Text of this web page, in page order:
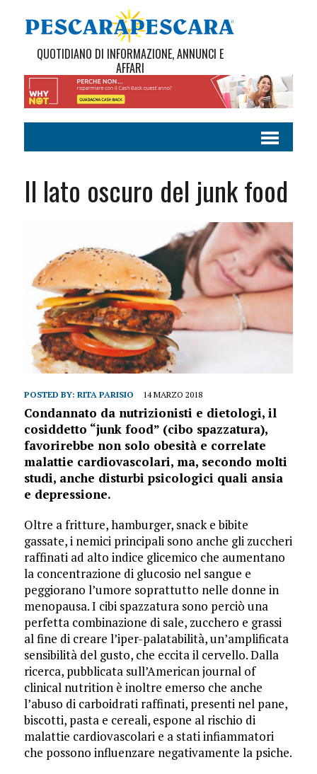
QUOTIDIANO DI INFORMAZIONE, ANNUNCI E
AFFARI
Il lato oscuro del junk food
POSTED BY: RITA PARISIO 14 MARZO 2018
Condannato da nutrizionisti e dietologi, il
cosiddetto “junk food” (cibo spazzatura),
favorirebbe non solo obesità e correlate
malattie cardiovascolari, ma, secondo molti
studi, anche disturbi psicologici quali ansia
e de­pressione.
Oltre a fritture, hamburger, snack e bibite
gassate, i nemici principali sono anche gli zuccheri
raffinati ad alto indice glicemico che aumentano
la concentrazione di glucosio nel sangue e
peggiorano l’u­more soprattutto nelle donne in
menopausa. I cibi spazzatura sono perciò una
perfetta combinazione di sale, zucchero e grassi
al fine di creare l’iper-palatabilità, un’amplificata
sensibilità del gusto, che eccita il cervello. Dalla
ricerca, pubblicata sull’American journal of
clinical nutrition è inoltre emerso che anche
l’abuso di carboidrati raffinati, presenti nel pane,
biscotti, pasta e cereali, espone al rischio di
malattie cardiovascolari e a stati infiammatori
che possono influenzare negativamente la psiche.